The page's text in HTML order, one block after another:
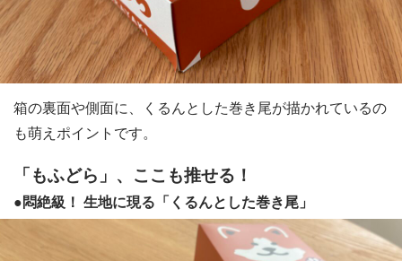
箱の裏面や側面に、くるんとした巻き尾が描かれているの
も萌えポイントです。
「もふどら」、ここも推せる！
●悶絶級！ 生地に現る「くるんとした巻き尾」